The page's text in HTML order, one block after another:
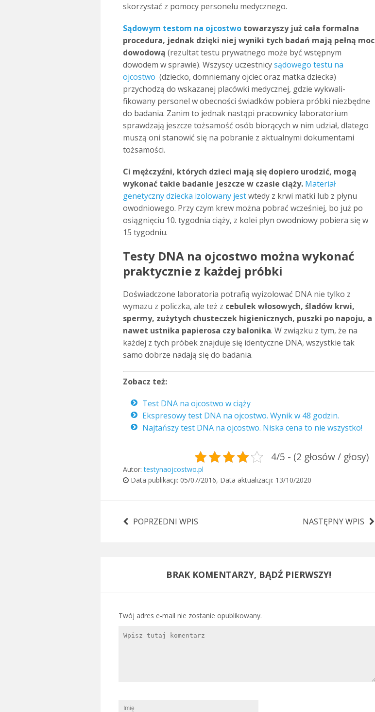
skorzystać z pomocy personelu medycznego.
Sądowym testom na ojcostwo towarzyszy już cała formalna
procedura, jednak dzięki niej wyniki tych badań mają pełną moc
dowodową (rezultat testu prywatnego może być wstępnym
dowodem w sprawie). Wszyscy uczestnicysądowego testu na
ojcostwo (dziecko, domniemany ojciec oraz matka dziecka)
przychodzą do wskazanej placówki medycznej, gdzie wyk­wal­i­
fikowany per­sonel w obec­ności świad­ków pobiera próbki niezbędne
do bada­nia. Zanim to jednak nastąpi pracownicy laboratorium
sprawdzają jeszcze tożsamość osób biorą­cych w nim udział, dlat­ego
muszą oni stanowić się na pobranie z aktualnymi doku­men­tami
tożsamości.
Ci mężczyźni, których dzieci mają się dopiero urodzić, mogą
wykonać takie badanie jeszcze w cza­sie ciąży.Materiał
genetyczny dziecka izolowany jestwtedy z krwi matki lub z płynu
owod­niowego. Przy czym krew można pobrać wcześniej, bo już po
osiągnięciu 10. tygod­nia ciąży, z kolei płyn owod­niowy pobiera się w
15 tygod­niu.
Testy DNA na ojcostwo można wykonać
praktycznie z każdej próbki
Doświadczone laboratoria potrafią wyizolować DNA nie tylko z
wymazu z policzka, ale też z cebulek włosowych, śladów krwi,
spermy, zużytych chusteczek higienicznych, puszki po napoju, a
nawet ustnika papierosa czy balonika. W związku z tym, że na
każdej z tych próbek znajduje się identyczne DNA, wszystkie tak
samo dobrze nadają się do badania.
Zobacz też:
Test DNA na ojcostwo w ciąży
Ekspresowy test DNA na ojcostwo. Wynik w 48 godzin.
Najtańszy test DNA na ojcostwo. Niska cena to nie wszystko!
4/5 - (2 głosów / głosy)
Autor:testynaojcostwo.pl
Data publikacji: 05/07/2016, Data aktualizacji: 13/10/2020
POPRZEDNI WPIS NASTĘPNY WPIS
BRAK KOMENTARZY, BĄDŹ PIERWSZY!
Twój adres e-mail nie zostanie opublikowany.